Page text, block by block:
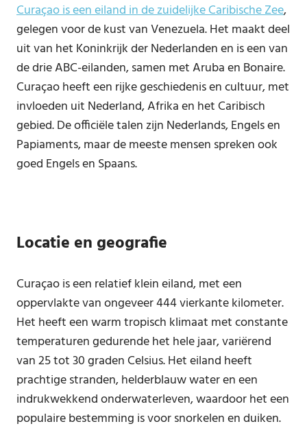
Curaçao is een eiland in de zuidelijke Caribische Zee,
gelegen voor de kust van Venezuela. Het maakt deel
uit van het Koninkrijk der Nederlanden en is een van
de drie ABC-eilanden, samen met Aruba en Bonaire.
Curaçao heeft een rijke geschiedenis en cultuur, met
invloeden uit Nederland, Afrika en het Caribisch
gebied. De officiële talen zijn Nederlands, Engels en
Papiaments, maar de meeste mensen spreken ook
goed Engels en Spaans.
Locatie en geografie
Curaçao is een relatief klein eiland, met een
oppervlakte van ongeveer 444 vierkante kilometer.
Het heeft een warm tropisch klimaat met constante
temperaturen gedurende het hele jaar, variërend
van 25 tot 30 graden Celsius. Het eiland heeft
prachtige stranden, helderblauw water en een
indrukwekkend onderwaterleven, waardoor het een
populaire bestemming is voor snorkelen en duiken.